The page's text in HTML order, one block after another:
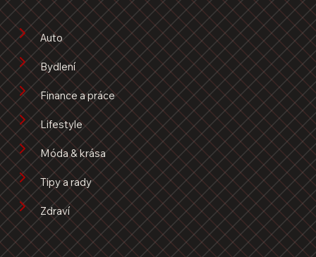
Auto
Bydlení
Finance a práce
Lifestyle
Móda & krása
Tipy a rady
Zdraví